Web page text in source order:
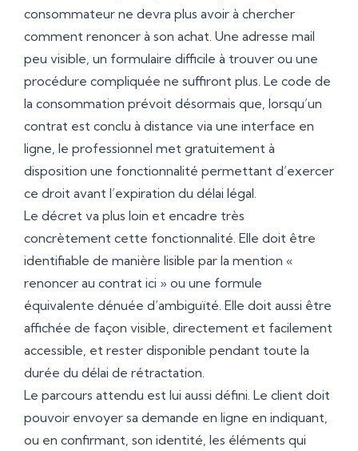
consommateur ne devra plus avoir à chercher
comment renoncer à son achat. Une adresse mail
peu visible, un formulaire difficile à trouver ou une
procédure compliquée ne suffiront plus. Le code de
la consommation prévoit désormais que, lorsqu’un
contrat est conclu à distance via une interface en
ligne, le professionnel met gratuitement à
disposition une fonctionnalité permettant d’exercer
ce droit avant l’expiration du délai légal.
Le décret va plus loin et encadre très
concrètement cette fonctionnalité. Elle doit être
identifiable de manière lisible par la mention «
renoncer au contrat ici » ou une formule
équivalente dénuée d’ambiguïté. Elle doit aussi être
affichée de façon visible, directement et facilement
accessible, et rester disponible pendant toute la
durée du délai de rétractation.
Le parcours attendu est lui aussi défini. Le client doit
pouvoir envoyer sa demande en ligne en indiquant,
ou en confirmant, son identité, les éléments qui